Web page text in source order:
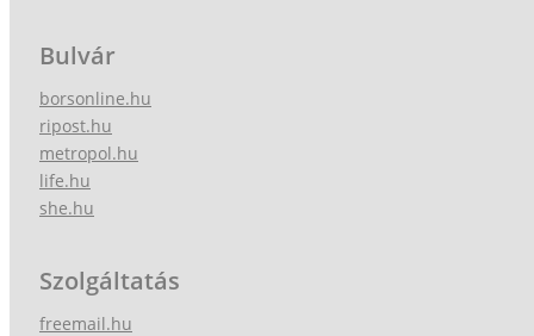
Bulvár
borsonline.hu
ripost.hu
metropol.hu
life.hu
she.hu
Szolgáltatás
freemail.hu